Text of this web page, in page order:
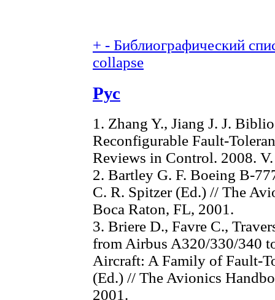
+ - Библиографический
collapse
Рус
1. Zhang Y., Jiang J. J.
Reconfigurable Fault-
Reviews in Control. 2008.
2. Bartley G. F. Boeing B-
C. R. Spitzer (Ed.) // The
Boca Raton, FL, 2001.
3. Briere D., Favre C.,
from Airbus A320/330/340
Aircraft: A Family of Fault-
(Ed.) // The Avionics
2001.